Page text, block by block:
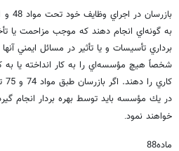
به گونه‌اي انجام دهند كه موجب مزاحمت يا
برداري تأسيسات و يا تأثير در مسائل ايمني
شخصاً هيچ مؤسسه‌اي را به كار انداخته يا به
در يك مؤسسه بايد توسط بهره بردار انجام
خواهند نمود.
ماده88